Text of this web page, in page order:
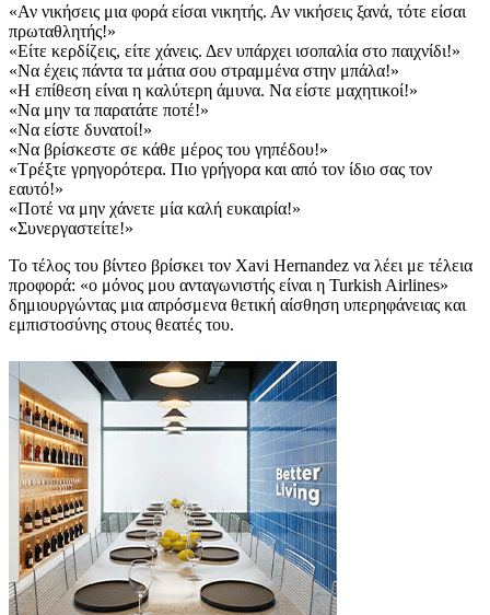
«Αν νικήσεις μια φορά είσαι νικητής. Αν νικήσεις ξανά, τότε είσαι
πρωταθλητής!»
«Είτε κερδίζεις, είτε χάνεις. Δεν υπάρχει ισοπαλία στο παιχνίδι!»
«Να έχεις πάντα τα μάτια σου στραμμένα στην μπάλα!»
«Η επίθεση είναι η καλύτερη άμυνα. Να είστε μαχητικοί!»
«Να μην τα παρατάτε ποτέ!»
«Να είστε δυνατοί!»
«Να βρίσκεστε σε κάθε μέρος του γηπέδου!»
«Τρέξτε γρηγορότερα. Πιο γρήγορα και από τον ίδιο σας τον
εαυτό!»
«Ποτέ να μην χάνετε μία καλή ευκαιρία!»
«Συνεργαστείτε!»
Το τέλος του βίντεο βρίσκει τον Xavi Hernandez να λέει με τέλεια
προφορά: «ο μόνος μου ανταγωνιστής είναι η Turkish Airlines»
δημιουργώντας μια απρόσμενα θετική αίσθηση υπερηφάνειας και
εμπιστοσύνης στους θεατές του.